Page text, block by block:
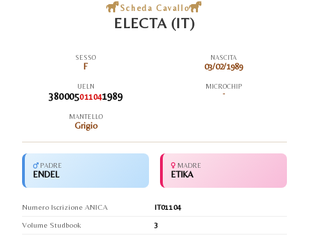
Scheda Cavallo
ELECTA (IT)
SESSO
F
NASCITA
03/02/1989
UELN
380005011041989
MICROCHIP
-
MANTELLO
Grigio
PADRE
ENDEL
MADRE
ETIKA
Numero Iscrizione ANICA
IT01104
Volume Studbook
3